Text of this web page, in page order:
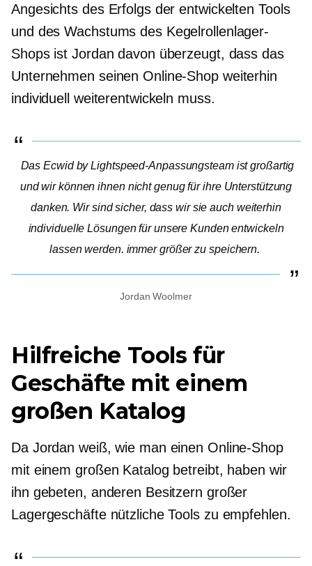
Angesichts des Erfolgs der entwickelten Tools
und des Wachstums des Kegelrollenlager-
Shops ist Jordan davon überzeugt, dass das
Unternehmen seinen Online-Shop weiterhin
individuell weiterentwickeln muss.
Das Ecwid by Lightspeed-Anpassungsteam ist großartig
und wir können ihnen nicht genug für ihre Unterstützung
danken. Wir sind sicher, dass wir sie auch weiterhin
individuelle Lösungen für unsere Kunden entwickeln
lassen werden. immer größerzu speichern.
Jordan Woolmer
Hilfreiche Tools für
Geschäfte mit einem
großen Katalog
Da Jordan weiß, wie man einen Online-Shop
mit einem großen Katalog betreibt, haben wir
ihn gebeten, anderen Besitzern großer
Lagergeschäfte nützliche Tools zu empfehlen.